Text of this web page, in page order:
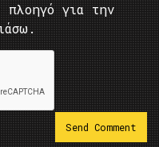
πλοηγό για την